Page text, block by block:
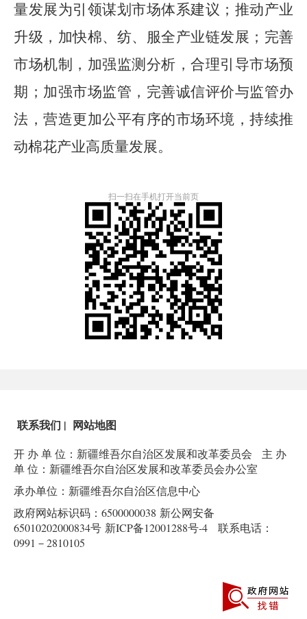
量发展为引领谋划市场体系建议 ；推动产业
升级，加快棉、纺、服全产业链发展；完善
市场机制 ， 加强监测分析， 合理引导市场预
期 ； 加强市场监管，完善诚信评价与监管办
法，营造更加公平有序的市场环境，持续推
动棉花产业高质量发展。
扫一扫在手机打开当前页
联系我们 | 网站地图
开 办 单 位：新疆维吾尔自治区发展和改革委员会
主 办
单 位：新疆维吾尔自治区发展和改革委员会办公室
承办单位：新疆维吾尔自治区信息中心
政府网站标识码：6500000038 新公网安备
65010202000834号 新ICP备12001288号-4 联系电话：
0991－2810105